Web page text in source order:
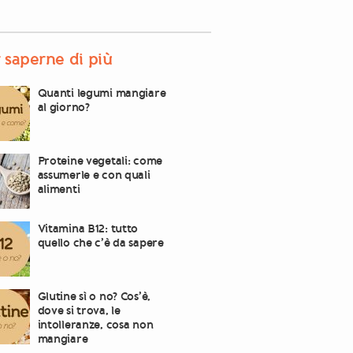
saperne di più
Quanti legumi mangiare
al giorno?
Proteine vegetali: come
assumerle e con quali
alimenti
Vitamina B12: tutto
quello che c’è da sapere
Glutine sì o no? Cos’è,
dove si trova, le
intolleranze, cosa non
mangiare